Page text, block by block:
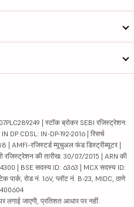
| स्टॉक ब्रोकर SEBI रजिस्ट्रेशन:
DP CDSL: IN-DP-192-2016 | रिसर्च
| AMFI-रजिस्टर्ड म्यूचुअल फंड डिस्ट्रीब्यूटर |
की तारीख: 30/07/2015 | ARN की
| BSE सदस्य ID: 6363 | MCX सदस्य ID:
पार्क, रोड नं. 16V, प्लॉट नं. B-23, MIDC, ठाणे
400604
लगाई जाएगी, प्रतिशत आधार पर नहीं.